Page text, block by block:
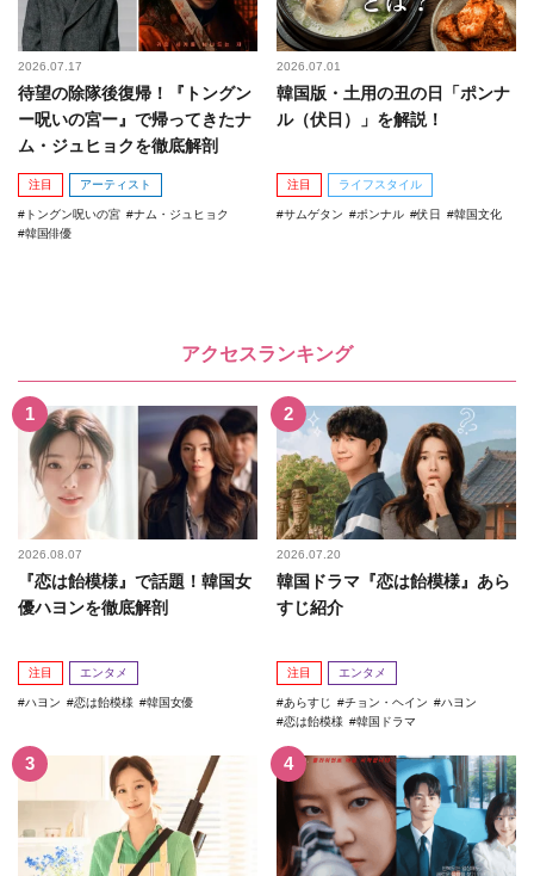
2026.07.17
待望の除隊後復帰！『トングン
ー呪いの宮ー』で帰ってきたナ
ム・ジュヒョクを徹底解剖
注目 アーティスト
トングン呪いの宮
ナム・ジュヒョク
韓国俳優
2026.07.01
韓国版・土用の丑の日「ポンナ
ル（伏日）」を解説！
注目 ライフスタイル
サムゲタン ポンナル 伏日 韓国文化
アクセスランキング
2026.08.07
『恋は飴模様』で話題！韓国女
優ハヨンを徹底解剖
注目 エンタメ
ハヨン 恋は飴模様 韓国女優
2026.07.20
韓国ドラマ『恋は飴模様』あら
すじ紹介
注目 エンタメ
あらすじ チョン・ヘイン
ハヨン
恋は飴模様
韓国ドラマ